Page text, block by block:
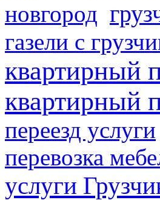
новгород
газели с
квартирный
квартирный
переезд услуги
перевозка
услуги